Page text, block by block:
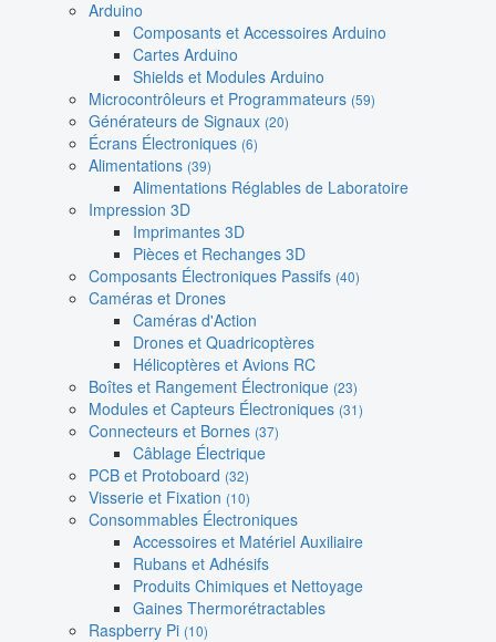
Arduino
Composants et Accessoires Arduino
Cartes Arduino
Shields et Modules Arduino
Microcontrôleurs et Programmateurs (59)
Générateurs de Signaux (20)
Écrans Électroniques (6)
Alimentations (39)
Alimentations Réglables de Laboratoire
Impression 3D
Imprimantes 3D
Pièces et Rechanges 3D
Composants Électroniques Passifs (40)
Caméras et Drones
Caméras d'Action
Drones et Quadricoptères
Hélicoptères et Avions RC
Boîtes et Rangement Électronique (23)
Modules et Capteurs Électroniques (31)
Connecteurs et Bornes (37)
Câblage Électrique
PCB et Protoboard (32)
Visserie et Fixation (10)
Consommables Électroniques
Accessoires et Matériel Auxiliaire
Rubans et Adhésifs
Produits Chimiques et Nettoyage
Gaines Thermorétractables
Raspberry Pi (10)